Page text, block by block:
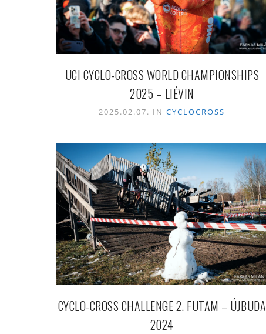
UCI CYCLO-CROSS WORLD CHAMPIONSHIPS
2025 – LIÉVIN
2025.02.07. INCYCLOCROSS
CYCLO-CROSS CHALLENGE 2. FUTAM – ÚJBUDA
2024